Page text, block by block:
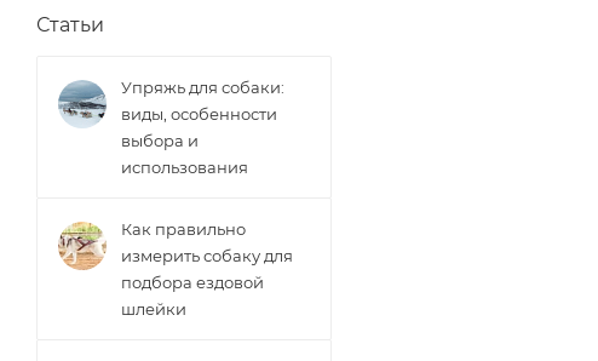
Статьи
Упряжь для собаки:
виды, особенности
выбора и
использования
Как правильно
измерить собаку для
подбора ездовой
шлейки